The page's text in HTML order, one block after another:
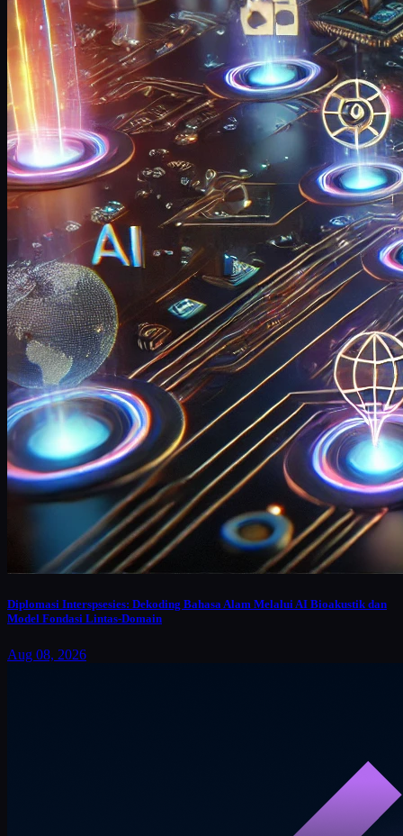
Diplomasi Interspsesies: Dekoding Bahasa Alam Melalui AI Bioakustik dan
Model Fondasi Lintas-Domain
Aug 08, 2026